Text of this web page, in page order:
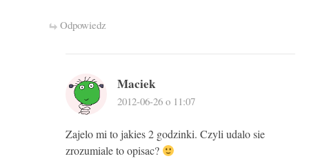
Odpowiedz
Maciek
2012-06-26 o 11:07
Zajelo mi to jakies 2 godzinki. Czyli udalo sie
zrozumiale to opisac?